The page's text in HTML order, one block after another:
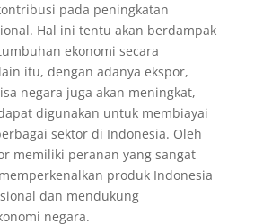
pada peningkatan
Hal ini tentu akan berdampak
ekonomi secara
itu, dengan adanya ekspor,
negara juga akan meningkat,
digunakan untuk membiayai
sektor di Indonesia. Oleh
memiliki peranan yang sangat
produk Indonesia
dan mendukung
negara.